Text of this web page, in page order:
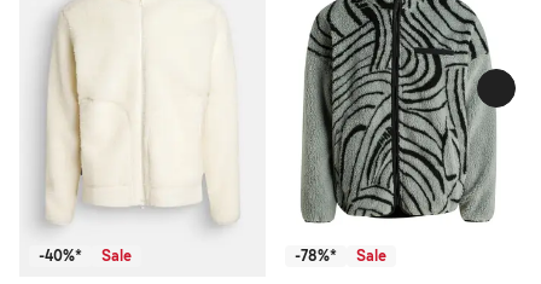
-40%* Sale -78%* Sale